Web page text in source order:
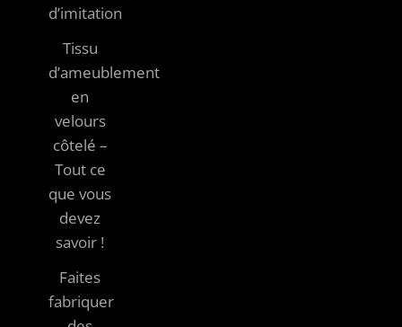
d’imitation
Tissu
d’ameublement
en
velours
côtelé –
Tout ce
que vous
devez
savoir !
Faites
fabriquer